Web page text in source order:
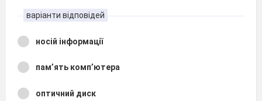
варіанти відповідей
носій інформації
пам’ять комп’ютера
оптичний диск